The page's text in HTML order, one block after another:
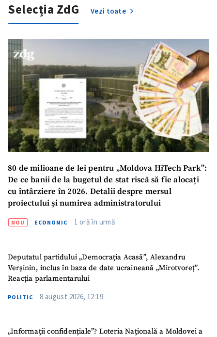
Selecția ZdG Vezi toate
80 de milioane de lei pentru „Moldova HiTech Park”:
De ce banii de la bugetul de stat riscă să fie alocați
cu întârziere în 2026. Detalii despre mersul
proiectului și numirea administratorului
NOU ECONOMIC 1 oră în urmă
Deputatul partidului „Democrația Acasă”, Alexandru
Verșinin, inclus în baza de date ucraineană „Mirotvoreț”.
Reacția parlamentarului
POLITIC 8 august 2026, 12:19
„Informații confidențiale”? Loteria Națională a Moldovei a
ȘTIREA MEA
Link media
+ Link media
Mesajul știrei
+ Mesajul știrei
CONTACT SURSĂ
Sursă anonimă
Nume+ Numele meu
Telefon
+ Telefon personal
Am citit și sunt de
confidențialitate.